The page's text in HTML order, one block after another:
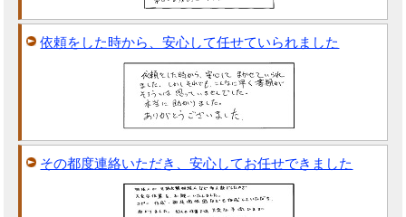
依頼をした時から、安心して任せていられました
その都度連絡いただき、安心してお任せできました